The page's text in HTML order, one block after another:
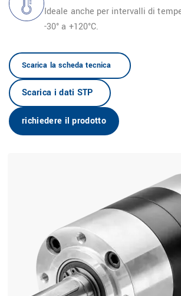
IT
Ideale anche per intervalli di
-30° a +120°C.
Scarica la scheda tecnica
Scarica i dati STP
richiedere il prodotto